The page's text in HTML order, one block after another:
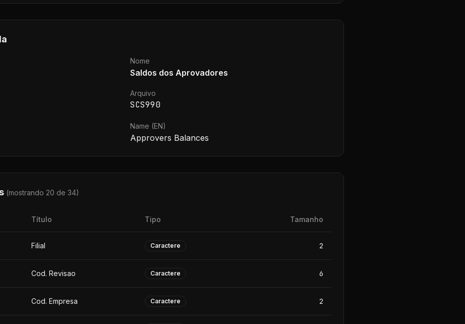
Nome
Saldos dos Aprovadores
Arquivo
SCS990
Name (EN)
Approvers Balances
(mostrando 20 de 34)
Título Tipo Tamanho
Filial Caractere 2
Cod. Revisao Caractere 6
Cod. Empresa Caractere 2